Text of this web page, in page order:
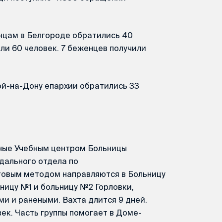
в Белгороде обратились 40
60 человек. 7 беженцев получили
на-Дону епархии обратились 33
Учебным центром Больницы
отдела по
методом направляются в Больницу
№1 и больницу №2 Горловки,
и ранеными. Вахта длится 9 дней.
Часть группы помогает в Доме-